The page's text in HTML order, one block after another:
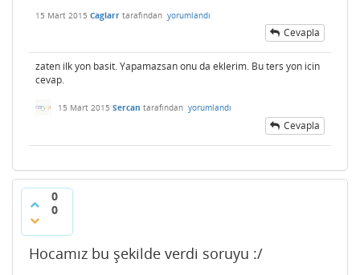
15 Mart 2015 Caglarr tarafından yorumlandı
Cevapla
zaten ilk yon basit. Yapamazsan onu da eklerim. Bu ters yon icin
cevap.
15 Mart 2015 Sercan tarafından yorumlandı
Cevapla
0
0
Hocamız bu şekilde verdi soruyu :/